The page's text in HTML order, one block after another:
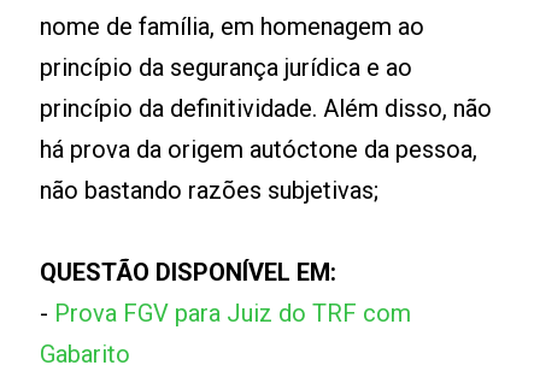
nome de família, em homenagem ao
princípio da segurança jurídica e ao
princípio da definitividade. Além disso, não
há prova da origem autóctone da pessoa,
não bastando razões subjetivas;
QUESTÃO DISPONÍVEL EM:
- Prova FGV para Juiz do TRF com
Gabarito